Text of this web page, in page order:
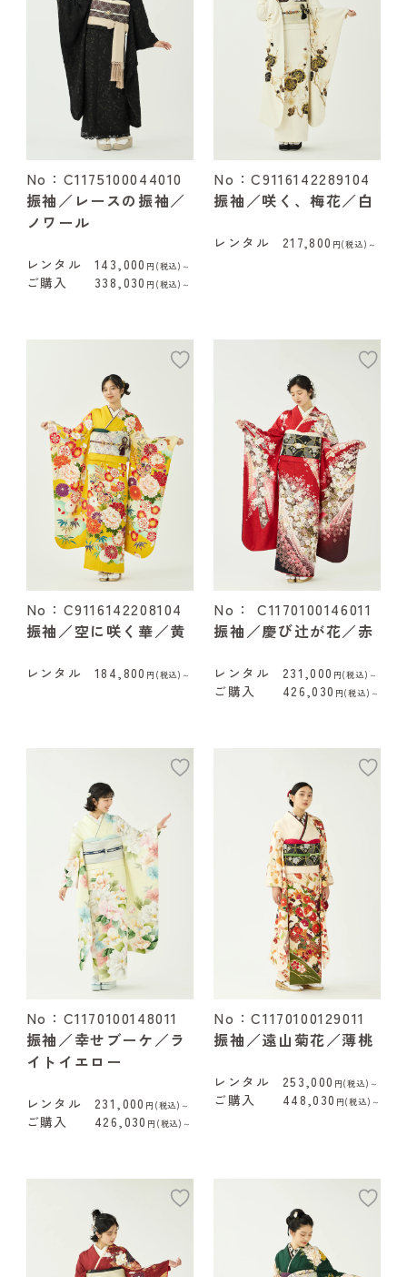
No：C1175100044010
振袖／レースの振袖／
ノワール
レンタル 143,000 円(税込)～
ご購入 338,030 円(税込)～
No：C9116142289104
振袖／咲く、梅花／白
レンタル 217,800 円(税込)～
No：C9116142208104
振袖／空に咲く華／黄
レンタル 184,800 円(税込)～
No： C1170100146011
振袖／慶び辻が花／赤
レンタル 231,000 円(税込)～
ご購入 426,030 円(税込)～
No：C1170100148011
振袖／幸せブーケ／ラ
イトイエロー
レンタル 231,000 円(税込)～
ご購入 426,030 円(税込)～
No：C1170100129011
振袖／遠山菊花／薄桃
レンタル 253,000 円(税込)～
ご購入 448,030 円(税込)～